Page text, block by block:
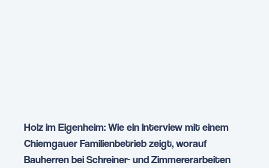
Holz im Eigenheim: Wie ein Interview mit einem
Chiemgauer Familienbetrieb zeigt, worauf
Bauherren bei Schreiner- und Zimmererarbeiten